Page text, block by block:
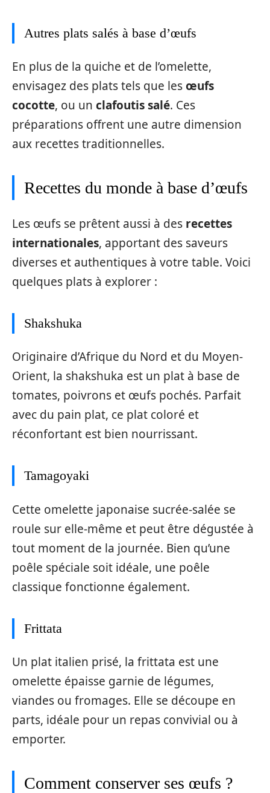
Autres plats salés à base d’œufs
En plus de la quiche et de l’omelette,
envisagez des plats tels que lesœufs
cocotte, ou un clafoutis salé. Ces
préparations offrent une autre dimension
aux recettes traditionnelles.
Recettes du monde à base d’œufs
Les œufs se prêtent aussi à des recettes
internationales, apportant des saveurs
diverses et authentiques à votre table. Voici
quelques plats à explorer :
Shakshuka
Originaire d’Afrique du Nord et du Moyen-
Orient, la shakshuka est un plat à base de
tomates, poivrons et œufs pochés. Parfait
avec du pain plat, ce plat coloré et
réconfortant est bien nourrissant.
Tamagoyaki
Cette omelette japonaise sucrée-salée se
roule sur elle-même et peut être dégustée à
tout moment de la journée. Bien qu’une
poêle spéciale soit idéale, une poêle
classique fonctionne également.
Frittata
Un plat italien prisé, la frittata est une
omelette épaisse garnie de légumes,
viandes ou fromages. Elle se découpe en
parts, idéale pour un repas convivial ou à
emporter.
Comment conserver ses œufs ?